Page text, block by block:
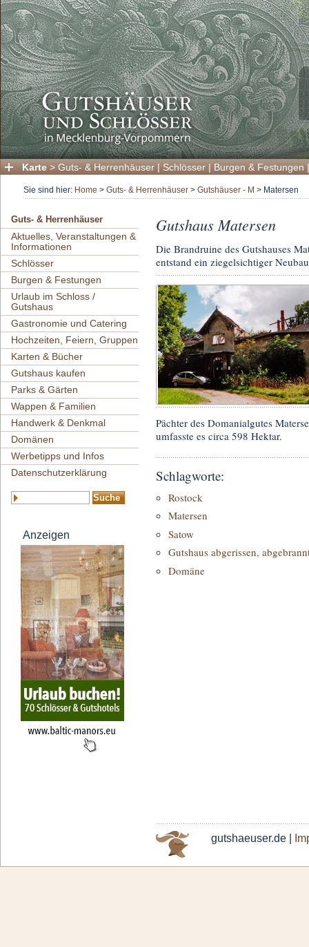
Karte > Guts- & Herrenhäuser | Schlösser | Burgen & Festungen
Sie sind hier: Home > Guts- & Herrenhäuser > Gutshäuser - M > Matersen
Guts- & Herrenhäuser
Aktuelles, Veranstaltungen &
Informationen
Schlösser
Burgen & Festungen
Urlaub im Schloss /
Gutshaus
Gastronomie und Catering
Hochzeiten, Feiern, Gruppen
Karten & Bücher
Gutshaus kaufen
Parks & Gärten
Wappen & Familien
Handwerk & Denkmal
Domänen
Werbetipps und Infos
Datenschutzerklärung
Anzeigen
Gutshaus Matersen
Die Brandruine des Gutshauses
entstand ein ziegelsichtiger
Pächter des Domanialgutes
umfasste es circa 598 Hektar.
Schlagworte:
Rostock
Matersen
Satow
Gutshaus abgerissen,
Domäne
gutshaeuser.de |